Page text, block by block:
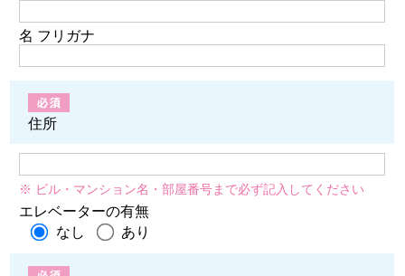
名 フリガナ
住所
※ ビル・マンション名・部屋番号まで必ず記入してください
エレベーターの有無
なし
あり